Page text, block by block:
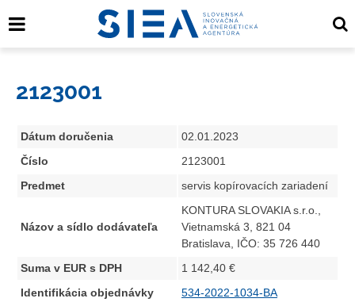
2123001
Dátum doručenia
02.01.2023
Číslo
2123001
Predmet
servis kopírovacích zariadení
Názov a sídlo dodávateľa
KONTURA SLOVAKIA s.r.o.,
Vietnamská 3, 821 04
Bratislava, IČO: 35 726 440
Suma v EUR s DPH
1 142,40 €
Identifikácia objednávky
534-2022-1034-BA